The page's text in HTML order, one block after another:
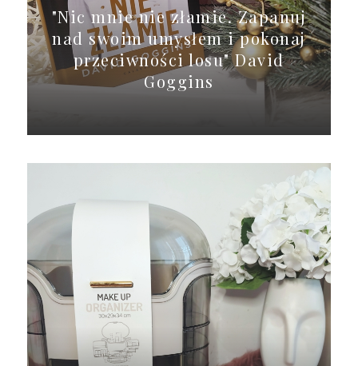
"Nic mnie nie złamie. Zapanuj
nad swoim umysłem i pokonaj
przeciwności losu" David
Goggins